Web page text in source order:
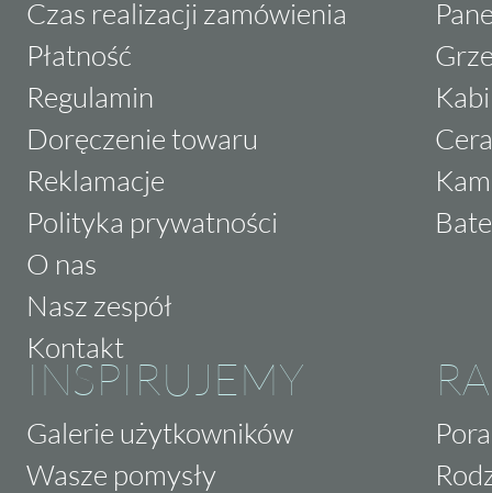
Czas realizacji zamówienia
Płatność
Regulamin
Doręczenie towaru
Reklamacje
Polityka prywatności
O nas
Nasz zespół
Kontakt
INSPIRUJEMY
Galerie użytkowników
Wasze pomysły